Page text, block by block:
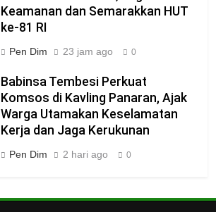
Keamanan dan Semarakkan HUT
ke-81 RI
Pen Dim 23 jam ago 0
Babinsa Tembesi Perkuat
Komsos di Kavling Panaran, Ajak
Warga Utamakan Keselamatan
Kerja dan Jaga Kerukunan
Pen Dim 2 hari ago 0